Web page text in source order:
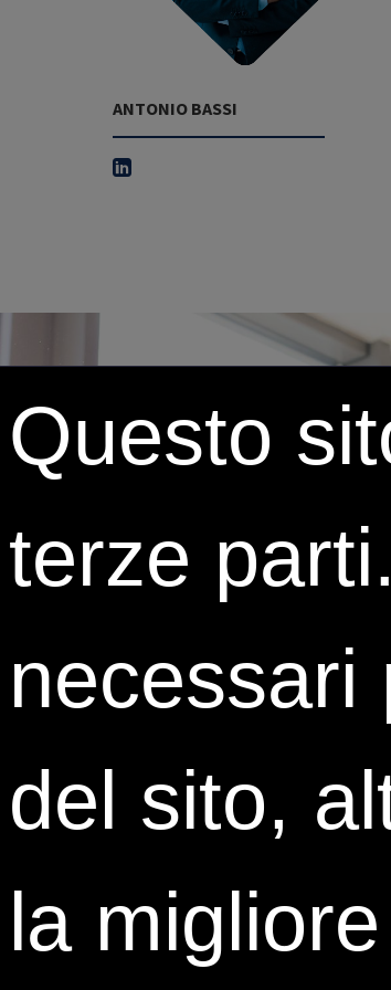
ANTONIO BASSI
Questo
terze
necessari
del sito,
la